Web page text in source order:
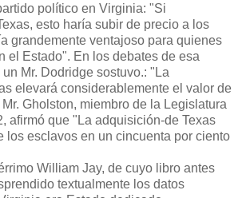
político en Virginia: "Si
esto haría subir de precio a los
grandemente ventajoso para quienes
el Estado". En los debates de esa
Mr. Dodridge sostuvo.: "La
elevará considerablemente el valor de
Gholston, miembro de la Legislatura
afirmó que "La adquisición-de Texas
los esclavos en un cincuenta por ciento
William Jay, de cuyo libro antes
textualmente los datos